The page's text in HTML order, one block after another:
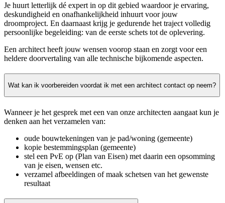
Je huurt letterlijk dé expert in op dit gebied waardoor je ervaring,
deskundigheid en onafhankelijkheid inhuurt voor jouw
droomproject. En daarnaast krijg je gedurende het traject volledig
persoonlijke begeleiding: van de eerste schets tot de oplevering.
Een architect heeft jouw wensen voorop staan en zorgt voor een
heldere doorvertaling van alle technische bijkomende aspecten.
Wat kan ik voorbereiden voordat ik met een architect contact op neem?
Wanneer je het gesprek met een van onze architecten aangaat kun je
denken aan het verzamelen van:
oude bouwtekeningen van je pad/woning (gemeente)
kopie bestemmingsplan (gemeente)
stel een PvE op (Plan van Eisen) met daarin een opsomming
van je eisen, wensen etc.
verzamel afbeeldingen of maak schetsen van het gewenste
resultaat